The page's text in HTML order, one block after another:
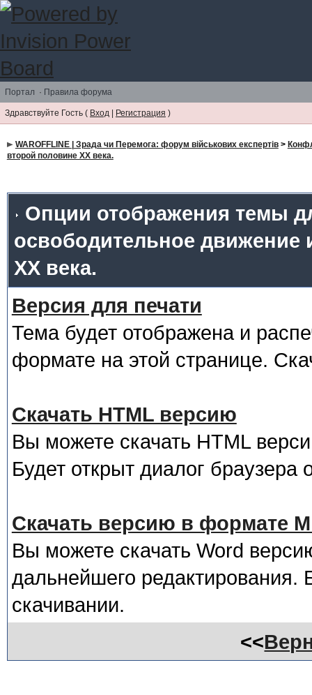
Портал · Правила форума
Здравствуйте Гость ( Вход Регистрация )
WAROFFLINE | Зрада чи Перемога: форум військових експертів>
второй половине ХХ века.
Опции отображения темы
освободительное движение
ХХ века.
Версия для печати
Тема будет отображена и
формате на этой странице.
Скачать HTML версию
Вы можете скачать HTML
Будет открыт диалог браузера
Скачать версию в формате
Вы можете скачать Word
дальнейшего редактирования.
скачивании.
<<